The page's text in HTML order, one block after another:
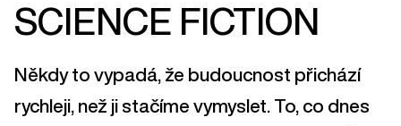
SCIENCE FICTION
Někdy to vypadá, že budoucnost přichází
rychleji, než ji stačíme vymyslet. To, co dnes